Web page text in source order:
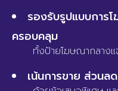
รองรับรูปแบบการ
ครอบคลุม
ทั้งป้ายโฆษณากลางแ
เน้นการขาย ส่วนล